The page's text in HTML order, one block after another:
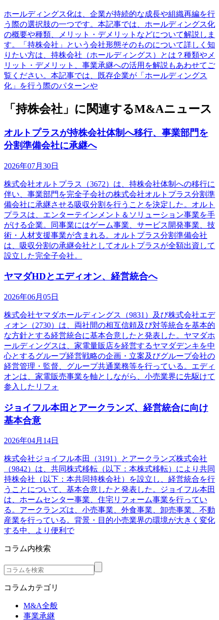
ホールディングス化は、企業が持続的な成長や組織再編を行
う際の選択肢の一つです。本記事では、ホールディングス化
の概要や種類、メリット・デメリットなどについて解説しま
す。「持株会社」という会社形態そのものについて詳しく知
りたい方は、持株会社（ホールディングス）とは？種類やメ
リット・デメリット、事業承継への活用を解説もあわせてご
覧ください。本記事では、既存企業が「ホールディングス
化」を行う際のパターンや
「持株会社」に関連するM&Aニュース
オルトプラスが持株会社体制へ移行、事業部門を
分割準備会社に承継へ
2026年07月30日
株式会社オルトプラス（3672）は、持株会社体制への移行に
伴い、事業部門を完全子会社の株式会社オルトプラス分割準
備会社に承継させる吸収分割を行うことを決定した。オルト
プラスは、エンターテインメント＆ソリューション事業を手
がける企業。同事業にはゲーム事業、サービス開発事業、技
術・人材支援事業が含まれる。オルトプラス分割準備会社
は、吸収分割の承継会社としてオルトプラスが全額出資して
設立した完全子会社。
ヤマダHDとエディオン、経営統合へ
2026年06月05日
株式会社ヤマダホールディングス（9831）及び株式会社エデ
ィオン（2730）は、両社間の相互信頼及び対等統合を基本的
な方針とする経営統合に基本合意したと発表した。ヤマダホ
ールディングスは、家電量販店を経営するヤマダデンキを中
心とするグループ経営戦略の企画・立案及びグループ会社の
経営管理・監督、グループ共通業務等を行っている。エディ
オンは、家電販売事業を軸としながら、小売業界に先駆けて
参入したリフォ
ジョイフル本田とアークランズ、経営統合に向け
基本合意
2026年04月14日
株式会社ジョイフル本田（3191）とアークランズ株式会社
（9842）は、共同株式移転（以下：本株式移転）により共同
持株会社（以下：本共同持株会社）を設立し、経営統合を行
うことについて、基本合意したと発表した。ジョイフル本田
は、ホームセンター事業、住宅リフォーム事業を行ってい
る。アークランズは、小売事業、外食事業、卸売事業、不動
産業を行っている。背景・目的小売業界の環境が大きく変化
する中、より便利で
コラム内検索
コラムカテゴリ
M&A全般
事業承継